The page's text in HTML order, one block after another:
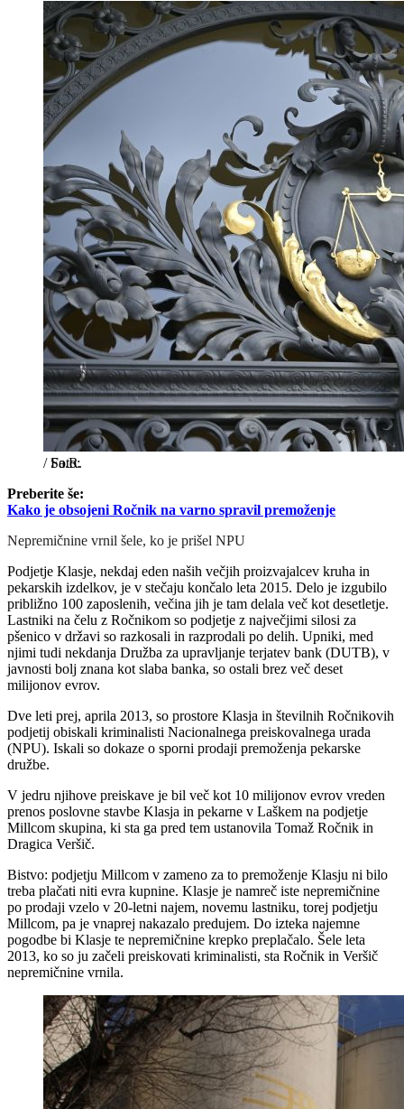
/Sa.R.
Preberite še:
Kako je obsojeni Ročnik na varno spravil premoženje
Nepremičnine vrnil šele, ko je prišel NPU
Podjetje Klasje, nekdaj eden naših večjih proizvajalcev kruha in
pekarskih izdelkov, je v stečaju končalo leta 2015. Delo je izgubilo
približno 100 zaposlenih, večina jih je tam delala več kot desetletje.
Lastniki na čelu z Ročnikom so podjetje z največjimi silosi za
pšenico v državi so razkosali in razprodali po delih. Upniki, med
njimi tudi nekdanja Družba za upravljanje terjatev bank (DUTB), v
javnosti bolj znana kot slaba banka, so ostali brez več deset
milijonov evrov.
Dve leti prej, aprila 2013, so prostore Klasja in številnih Ročnikovih
podjetij obiskali kriminalisti Nacionalnega preiskovalnega urada
(NPU). Iskali so dokaze o sporni prodaji premoženja pekarske
družbe.
V jedru njihove preiskave je bil več kot 10 milijonov evrov vreden
prenos poslovne stavbe Klasja in pekarne v Laškem na podjetje
Millcom skupina, ki sta ga pred tem ustanovila Tomaž Ročnik in
Dragica Veršič.
Bistvo: podjetju Millcom v zameno za to premoženje Klasju ni bilo
treba plačati niti evra kupnine. Klasje je namreč iste nepremičnine
po prodaji vzelo v 20-letni najem, novemu lastniku, torej podjetju
Millcom, pa je vnaprej nakazalo predujem. Do izteka najemne
pogodbe bi Klasje te nepremičnine krepko preplačalo. Šele leta
2013, ko so ju začeli preiskovati kriminalisti, sta Ročnik in Veršič
nepremičnine vrnila.